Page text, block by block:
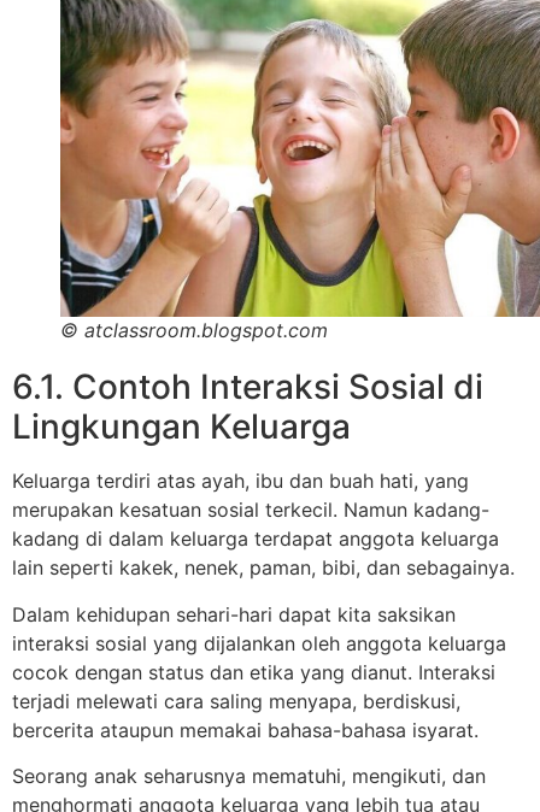
© atclassroom.blogspot.com
6.1. Contoh Interaksi Sosial di
Lingkungan Keluarga
Keluarga terdiri atas ayah, ibu dan buah hati, yang
merupakan kesatuan sosial terkecil. Namun kadang-
kadang di dalam keluarga terdapat anggota keluarga
lain seperti kakek, nenek, paman, bibi, dan sebagainya.
Dalam kehidupan sehari-hari dapat kita saksikan
interaksi sosial yang dijalankan oleh anggota keluarga
cocok dengan status dan etika yang dianut. Interaksi
terjadi melewati cara saling menyapa, berdiskusi,
bercerita ataupun memakai bahasa-bahasa isyarat.
Seorang anak seharusnya mematuhi, mengikuti, dan
menghormati anggota keluarga yang lebih tua atau